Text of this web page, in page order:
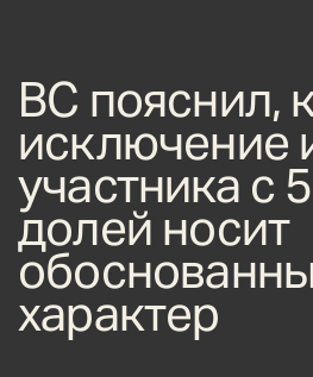
ВС пояснил,
участника с
долей носит
характер